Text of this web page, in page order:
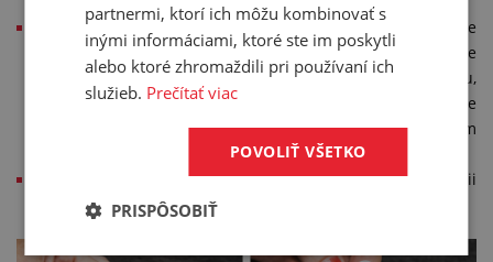
Finančné:
je nutné obstaranie matrice v danom rozmere
(maximálne 300 × 300 mm). Cena matrice sa pohybuje
od 125 a viac. Približne toľko stojí napríklad raznica výrobku,
ktorého výkres nájdete nižšie: ide o medzikružie
s vnútorným priemerom 12 mm a vonkajším priemerom
naseknuté tvarované diely sú vždy v kombinácii
so samolepkou.
partnermi, ktorí ich môžu kombinovať s
inými informáciami, ktoré ste im poskytli
alebo ktoré zhromaždili pri používaní ich
služieb. Prečítať viac
POVOLIŤ VŠETKO
PRISPÔSOBIŤ